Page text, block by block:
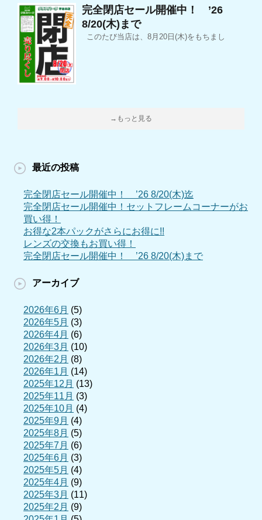
完全閉店セール開催中！ ’26
8/20(木)まで
このたび当店は、8月20日(木)をもちまし
→もっと見る
最近の投稿
完全閉店セール開催中！ ’26 8/20(木)迄
完全閉店セール開催中！セットフレームコーナーがお
買い得！
お得な2本パックがさらにお得に!!
レンズの交換もお買い得！
完全閉店セール開催中！ ’26 8/20(木)まで
アーカイブ
2026年6月 (5)
2026年5月 (3)
2026年4月 (6)
2026年3月 (10)
2026年2月 (8)
2026年1月 (14)
2025年12月 (13)
2025年11月 (3)
2025年10月 (4)
2025年9月 (4)
2025年8月 (5)
2025年7月 (6)
2025年6月 (3)
2025年5月 (4)
2025年4月 (9)
2025年3月 (11)
2025年2月 (9)